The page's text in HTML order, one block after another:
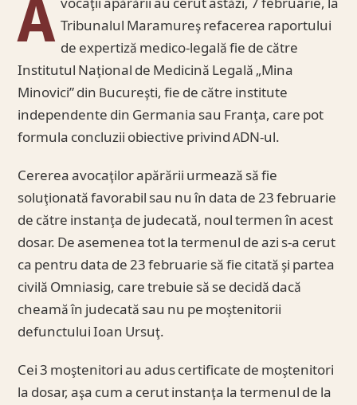
A vocaţii apărării au cerut astăzi, 7 februarie, la
Tribunalul Maramureş refacerea raportului
de expertiză medico-legală fie de către
Institutul Naţional de Medicină Legală „Mina
Minovici” din Bucureşti, fie de către institute
independente din Germania sau Franţa, care pot
formula concluzii obiective privind ADN-ul.
Cererea avocaţilor apărării urmează să fie
soluţionată favorabil sau nu în data de 23 februarie
de către instanţa de judecată, noul termen în acest
dosar. De asemenea tot la termenul de azi s-a cerut
ca pentru data de 23 februarie să fie citată şi partea
civilă Omniasig, care trebuie să se decidă dacă
cheamă în judecată sau nu pe moştenitorii
defunctului Ioan Ursuţ.
Cei 3 moştenitori au adus certificate de moştenitori
la dosar, aşa cum a cerut instanţa la termenul de la